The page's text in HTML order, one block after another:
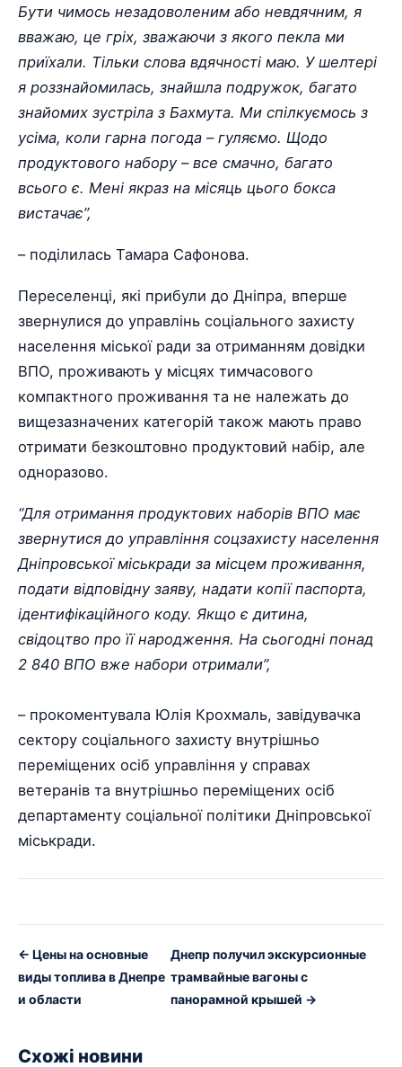
Бути чимось незадоволеним або невдячним, я
вважаю, це гріх, зважаючи з якого пекла ми
приїхали. Тільки слова вдячності маю. У шелтері
я роззнайомилась, знайшла подружок, багато
знайомих зустріла з Бахмута. Ми спілкуємось з
усіма, коли гарна погода – гуляємо. Щодо
продуктового набору – все смачно, багато
всього є. Мені якраз на місяць цього бокса
вистачає”,
– поділилась Тамара Сафонова.
Переселенці, які прибули до Дніпра, вперше
звернулися до управлінь соціального захисту
населення міської ради за отриманням довідки
ВПО, проживають у місцях тимчасового
компактного проживання та не належать до
вищезазначених категорій також мають право
отримати безкоштовно продуктовий набір, але
одноразово.
“Для отримання продуктових наборів ВПО має
звернутися до управління соцзахисту населення
Дніпровської міськради за місцем проживання,
подати відповідну заяву, надати копії паспорта,
ідентифікаційного коду. Якщо є дитина,
свідоцтво про її народження. На сьогодні понад
2 840 ВПО вже набори отримали”,
– прокоментувала Юлія Крохмаль, завідувачка
сектору соціального захисту внутрішньо
переміщених осіб управління у справах
ветеранів та внутрішньо переміщених осіб
департаменту соціальної політики Дніпровської
міськради.
← Цены на основные
виды топлива в Днепре
и области
Днепр получил экскурсионные
трамвайные вагоны с
панорамной крышей →
Схожі новини